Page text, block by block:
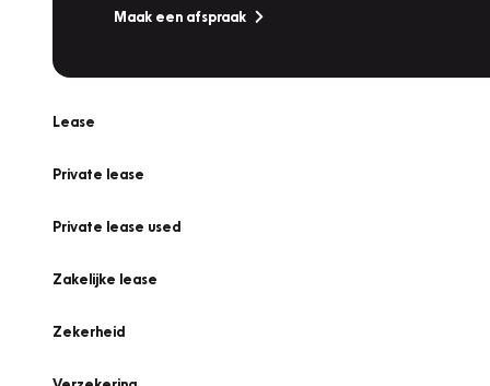
Maak een afspraak
Lease
Private lease
Private lease used
Zakelijke lease
Zekerheid